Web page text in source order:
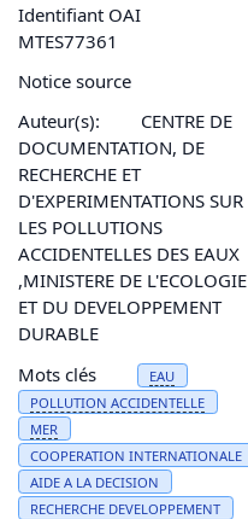
Identifiant OAI
MTES77361
Notice source
Auteur(s):
CENTRE DE
DOCUMENTATION, DE
RECHERCHE ET
D'EXPERIMENTATIONS SUR
LES POLLUTIONS
ACCIDENTELLES DES EAUX
,MINISTERE DE L'ECOLOGIE
ET DU DEVELOPPEMENT
DURABLE
Mots clés
EAU
POLLUTION ACCIDENTELLE
MER
COOPERATION INTERNATIONALE
AIDE A LA DECISION
RECHERCHE DEVELOPPEMENT